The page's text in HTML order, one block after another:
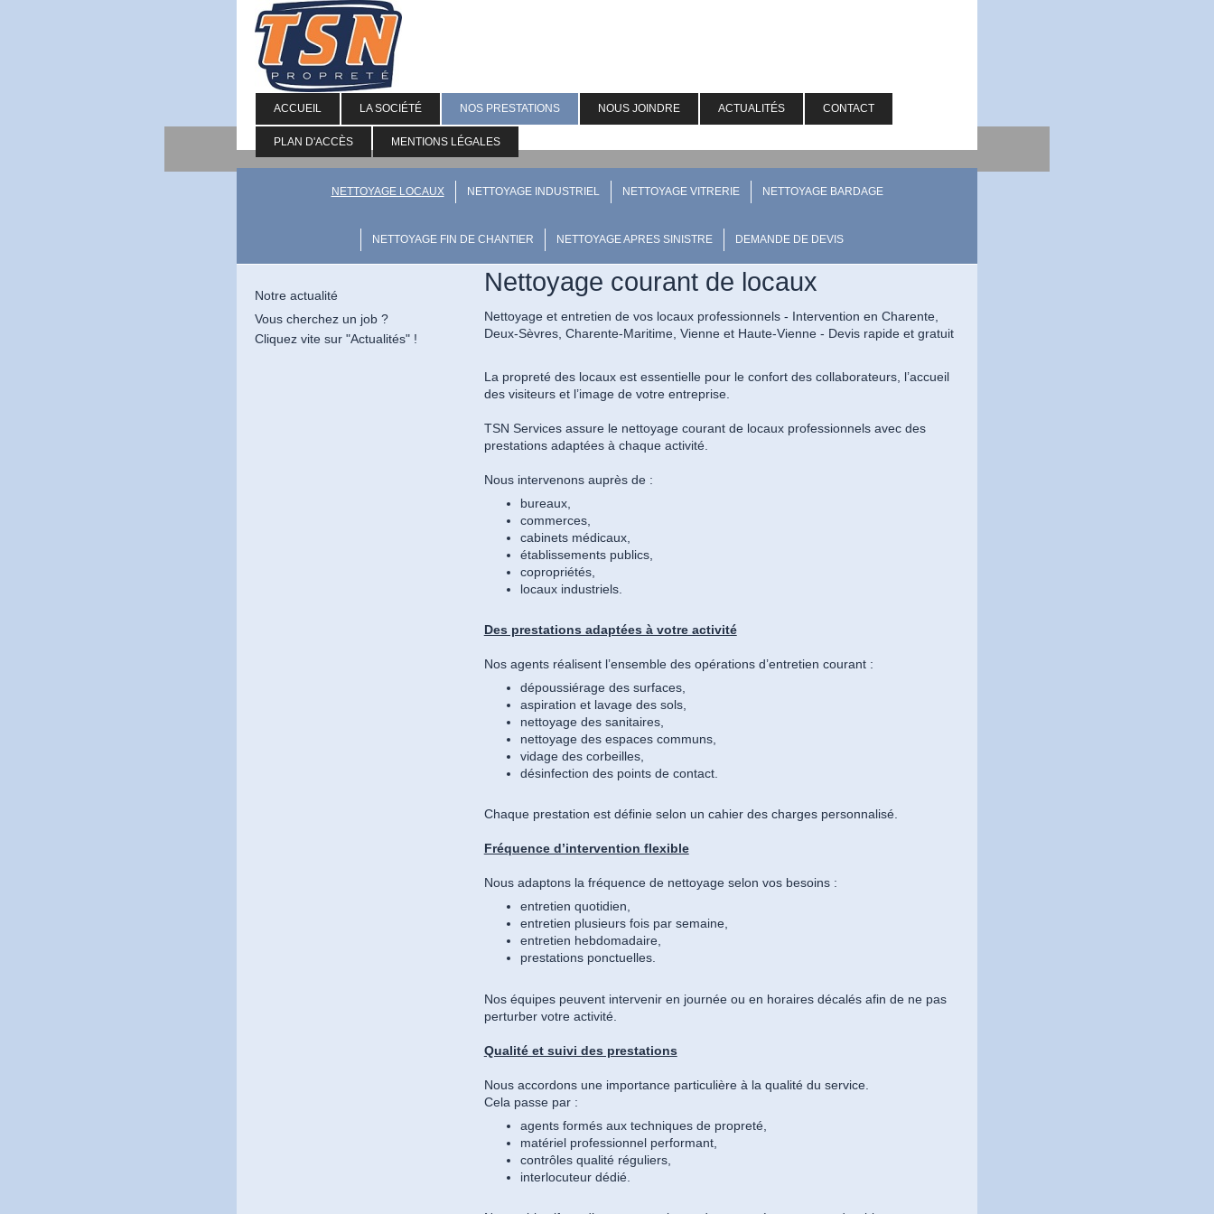
ACCUEIL LA SOCIÉTÉ NOS PRESTATIONS NOUS JOINDRE ACTUALITÉS CONTACT
PLAN D'ACCÈS MENTIONS LÉGALES
NETTOYAGE LOCAUX NETTOYAGE INDUSTRIEL NETTOYAGE VITRERIE NETTOYAGE BARDAGE
NETTOYAGE FIN DE CHANTIER NETTOYAGE APRES SINISTRE DEMANDE DE DEVIS
Nettoyage courant de locaux
Nettoyage et entretien de vos locaux professionnels - Intervention en Charente,
Deux-Sèvres, Charente-Maritime, Vienne et Haute-Vienne - Devis rapide et gratuit
La propreté des locaux est essentielle pour le confort des collaborateurs, l’accueil
des visiteurs et l’image de votre entreprise.
TSN Services assure le nettoyage courant de locaux professionnels avec des
prestations adaptées à chaque activité.
Nous intervenons auprès de :
bureaux,
commerces,
cabinets médicaux,
établissements publics,
copropriétés,
locaux industriels.
Des prestations adaptées à votre activité
Nos agents réalisent l’ensemble des opérations d’entretien courant :
dépoussiérage des surfaces,
aspiration et lavage des sols,
nettoyage des sanitaires,
nettoyage des espaces communs,
vidage des corbeilles,
désinfection des points de contact.
Chaque prestation est définie selon un cahier des charges personnalisé.
Fréquence d’intervention flexible
Nous adaptons la fréquence de nettoyage selon vos besoins :
entretien quotidien,
entretien plusieurs fois par semaine,
entretien hebdomadaire,
prestations ponctuelles.
Nos équipes peuvent intervenir en journée ou en horaires décalés afin de ne pas
perturber votre activité.
Qualité et suivi des prestations
Nous accordons une importance particulière à la qualité du service.
Cela passe par :
agents formés aux techniques de propreté,
matériel professionnel performant,
contrôles qualité réguliers,
interlocuteur dédié.
Notre actualité
Vous cherchez un job ?
Cliquez vite sur "Actualités" !